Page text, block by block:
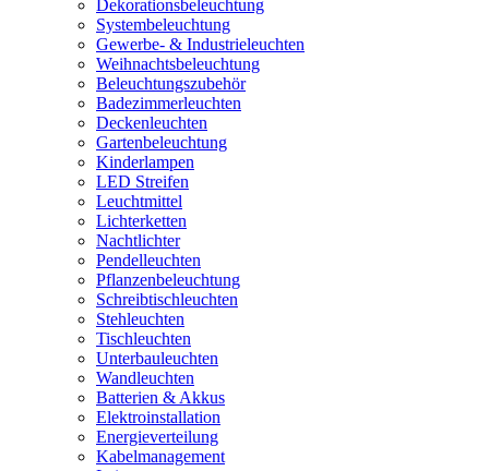
Dekorationsbeleuchtung
Systembeleuchtung
Gewerbe- & Industrieleuchten
Weihnachtsbeleuchtung
Beleuchtungszubehör
Badezimmerleuchten
Deckenleuchten
Gartenbeleuchtung
Kinderlampen
LED Streifen
Leuchtmittel
Lichterketten
Nachtlichter
Pendelleuchten
Pflanzenbeleuchtung
Schreibtischleuchten
Stehleuchten
Tischleuchten
Unterbauleuchten
Wandleuchten
Batterien & Akkus
Elektroinstallation
Energieverteilung
Kabelmanagement